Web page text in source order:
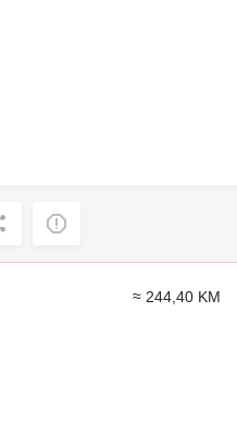
≈ 244,40 KM